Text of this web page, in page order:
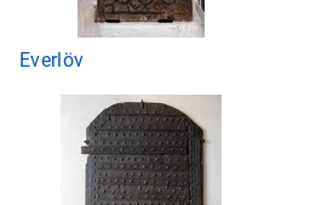
Everlöv